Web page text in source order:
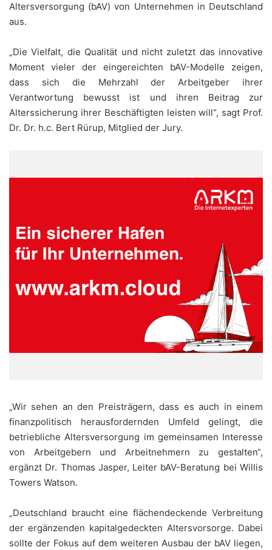
Altersversorgung (bAV) von Unternehmen in Deutschland
aus.
„Die Vielfalt, die Qualität und nicht zuletzt das innovative
Moment vieler der eingereichten bAV-Modelle zeigen,
dass sich die Mehrzahl der Arbeitgeber ihrer
Verantwortung bewusst ist und ihren Beitrag zur
Alterssicherung ihrer Beschäftigten leisten will“, sagt Prof.
Dr. Dr. h.c. Bert Rürup, Mitglied der Jury.
„Wir sehen an den Preisträgern, dass es auch in einem
finanzpolitisch herausfordernden Umfeld gelingt, die
betriebliche Altersversorgung im gemeinsamen Interesse
von Arbeitgebern und Arbeitnehmern zu gestalten“,
ergänzt Dr. Thomas Jasper, Leiter bAV-Beratung bei Willis
Towers Watson.
„Deutschland braucht eine flächendeckende Verbreitung
der ergänzenden kapitalgedeckten Altersvorsorge. Dabei
sollte der Fokus auf dem weiteren Ausbau der bAV liegen,